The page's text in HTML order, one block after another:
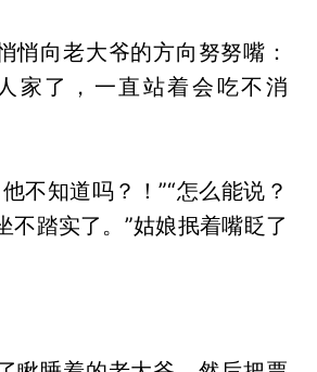
悄向老大爷的方向努努嘴：
家了，一直站着会吃不消
不知道吗？！”“怎么能说？
不踏实了。”姑娘抿着嘴眨了